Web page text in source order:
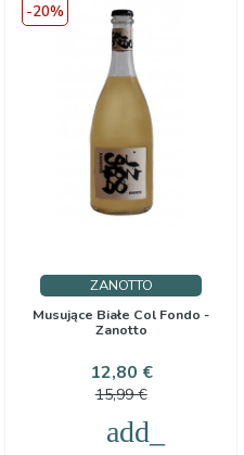
ZANOTTO
Musujące Białe Col Fondo -
Zanotto
Cena
12,80 €Cena
15,99 €
-20%